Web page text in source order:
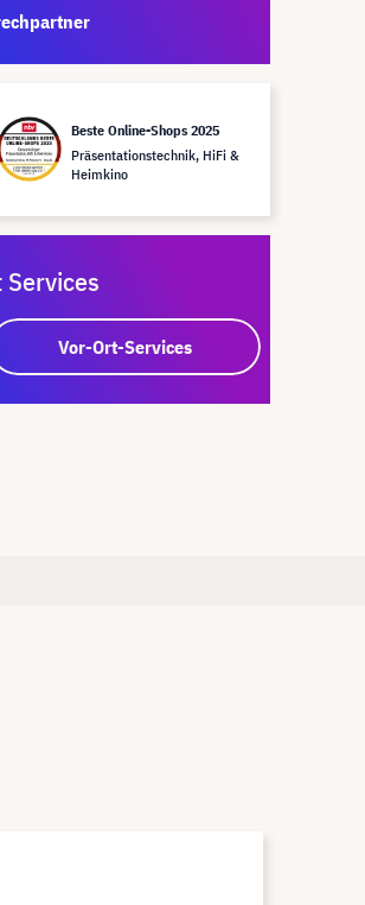
Beste Online-Shops 2025
Präsentationstechnik, HiFi &
Heimkino
Vor-Ort-Services